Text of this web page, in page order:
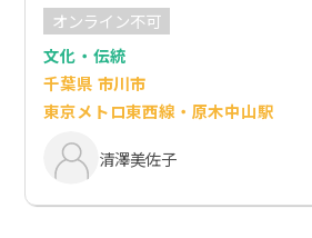
オンライン不可
文化・伝統
千葉県 市川市
東京メトロ東西線・原木中山駅
清澤美佐子